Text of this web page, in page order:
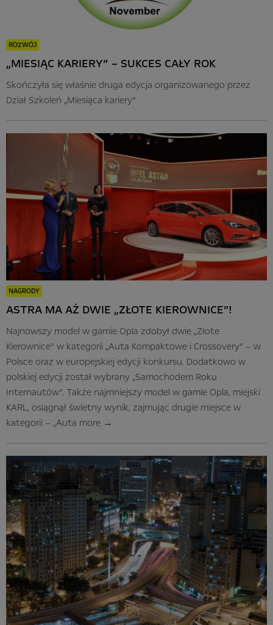
ROZWÓJ
„MIESIĄC KARIERY” – SUKCES CAŁY ROK
Skończyła się właśnie druga edycja organizowanego przez
Dział Szkoleń „Miesiąca kariery”
NAGRODY
ASTRA MA AŻ DWIE „ZŁOTE KIEROWNICE”!
Najnowszy model w gamie Opla zdobył dwie „Złote
Kierownice” w kategorii „Auta Kompaktowe i Crossovery” – w
Polsce oraz w europejskiej edycji konkursu. Dodatkowo w
polskiej edycji został wybrany „Samochodem Roku
Internautów”. Także najmniejszy model w gamie Opla, miejski
KARL, osiągnął świetny wynik, zajmując drugie miejsce w
kategorii – „Auta more →